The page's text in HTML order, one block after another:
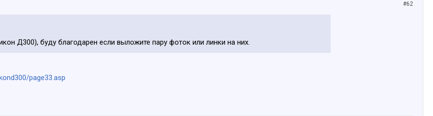
#62
Д300), буду благодарен если выложите пару фоток или линки на них.
page33.asp